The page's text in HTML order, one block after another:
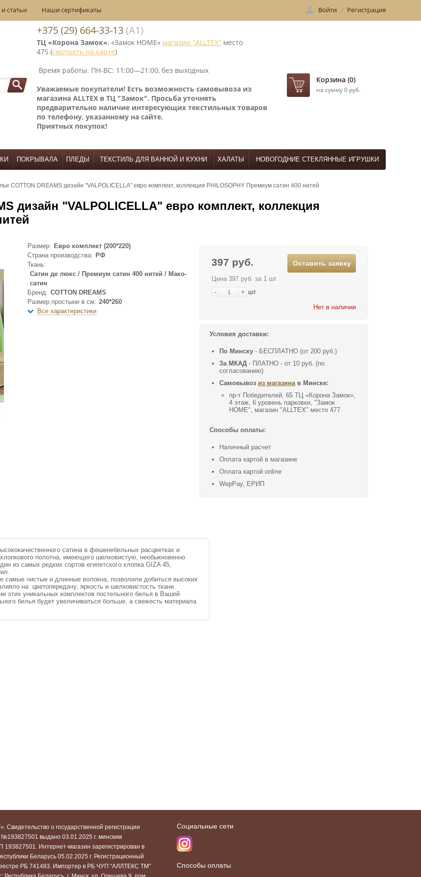
статьи Наши сертификаты Войти / Регистрация
+375 (29) 664-33-13 (А1)
ТЦ «Корона Замок», «Замок НОМЕ» магазин "ALLTEX" место
475 (смотреть на карте)
Время работы: ПН-ВС: 11:00—21:00, без выходных
Уважаемые покупатели! Есть возможность самовывоза из
магазина ALLTEX в ТЦ "Замок". Просьба уточнять
предварительно наличие интересующих текстильных товаров
по телефону, указанному на сайте.
Приятных покупок!
Корзина (0)
на сумму 0 руб.
ПОКРЫВАЛА ПЛЕДЫ ТЕКСТИЛЬ ДЛЯ ВАННОЙ И КУХНИ ХАЛАТЫ НОВОГОДНИЕ СТЕКЛЯННЫЕ ИГРУШКИ
COTTON DREAMS дизайн "VALPOLICELLA" евро комплект, коллекция PHILOSOPHY Премиум сатин 400 нитей
дизайн "VALPOLICELLA" евро комплект, коллекция
397 руб.
Цена 397 руб. за 1 шт
- + шт
Оставить заявку
Нет в наличии
Условия доставки:
По Минску - БЕСПЛАТНО (от 200 руб.)
За МКАД - ПЛАТНО - от 10 руб. (по
согласованию)
Самовывоз из магазина в Минске:
пр-т Победителей, 65 ТЦ «Корона Замок»,
4 этаж, 6 уровень парковки, "Замок
HOME", магазин "ALLTEX" место 477
Способы оплаты:
Наличный расчет
Оплата картой в магазине
Оплата картой online
WepPay, ЕРИП
Размер: Евро комплект (200*220)
Страна производства: РФ
Ткань:
Сатин де люкс / Премиум сатин 400 нитей / Мако-
сатин
Бренд: COTTON DREAMS
Размер простыни в см: 240*260
Все характеристики
сатина в фешенебельных расцветках и
полотна, имеющего шелковистую, необыкновенно
из самых редких сортов египетского хлопка GIZA 45,
чистые и длинные волокна, позволили добиться высоких
на цветопередачу, яркость и шелковистость ткани.
уникальных комплектов постельного белья в Вашей
белья будет увеличиваться больше, а свежесть материала
Социальные сети
Способы оплаты
Свидетельство о государственной регистрации
выдано 03.01.2025 г. минским
193827501. Интернет-магазин зарегистрирован в
Беларусь 05.02.2025 г. Регистрационный
РБ 741483. Импортер в РБ ЧУП "АЛЛТЕКС ТМ"